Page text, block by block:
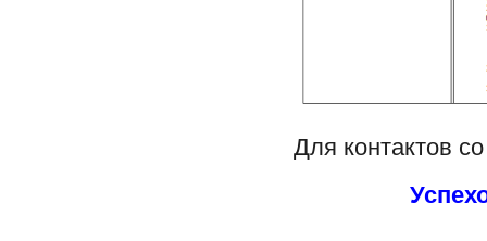
Для контактов